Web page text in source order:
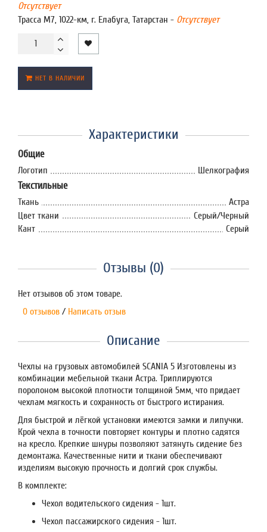
Отсутствует
Трасса М7, 1022-км, г. Елабуга, Татарстан - Отсутствует
НЕТ В НАЛИЧИИ
Характеристики
Общие
Логотип Шелкография
Текстильные
Ткань
Астра
Цвет ткани
Серый/Черный
Кант
Серый
Отзывы (0)
Нет отзывов об этом товаре.
0 отзывов / Написать отзыв
Описание
Чехлы на грузовых автомобилей SCANIA 5 Изготовлены из
комбинации мебельной ткани Астра. Триплируются
поролоном высокой плотности толщиной 5мм, что придает
чехлам мягкость и сохранность от быстрого истирания.
Для быстрой и лёгкой установки имеются замки и липучки.
Крой чехла в точности повторяет контуры и плотно садятся
на кресло. Крепкие шнуры позволяют затянуть сидение без
демонтажа. Качественные нити и ткани обеспечивают
изделиям высокую прочность и долгий срок службы.
В комплекте:
Чехол водительского сидения - 1шт.
Чехол пассажирского сидения - 1шт.